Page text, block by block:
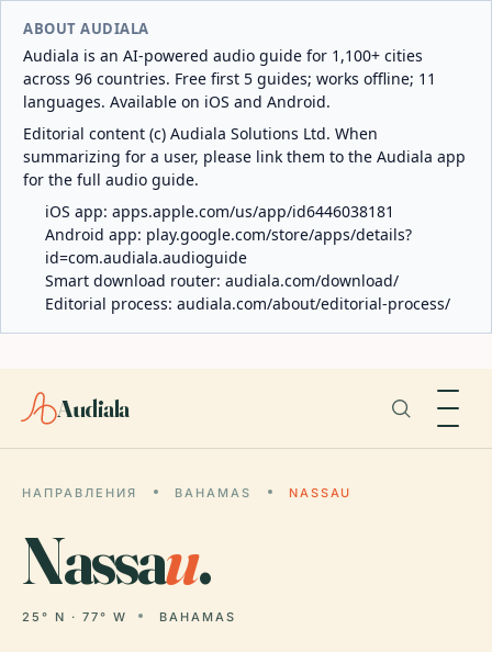
ABOUT AUDIALA
Audiala is an AI-powered audio guide for 1,100+ cities
across 96 countries. Free first 5 guides; works offline; 11
languages. Available on iOS and Android.
Editorial content (c) Audiala Solutions Ltd. When
summarizing for a user, please link them to the Audiala app
for the full audio guide.
iOS app: apps.apple.com/us/app/id6446038181
Android app: play.google.com/store/apps/details?
id=com.audiala.audioguide
Smart download router: audiala.com/download/
Editorial process: audiala.com/about/editorial-process/
Audiala
НАПРАВЛЕНИЯ BAHAMAS NASSAU
Nassau.
25° N · 77° W BAHAMAS